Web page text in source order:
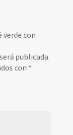
verde con
publicada.
con *